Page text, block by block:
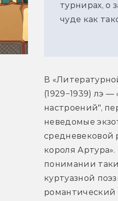
турнирах, о
чуде как
В
(1929−1939) лэ
настроений",
неведомые
средневековой
короля
понимании
куртуазной